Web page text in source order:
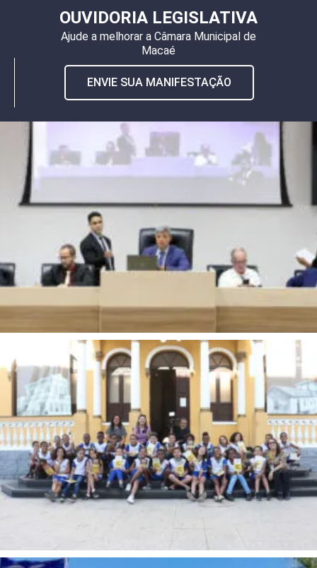
OUVIDORIA LEGISLATIVA
Ajude a melhorar a Câmara Municipal de
Macaé
ENVIE SUA MANIFESTAÇÃO